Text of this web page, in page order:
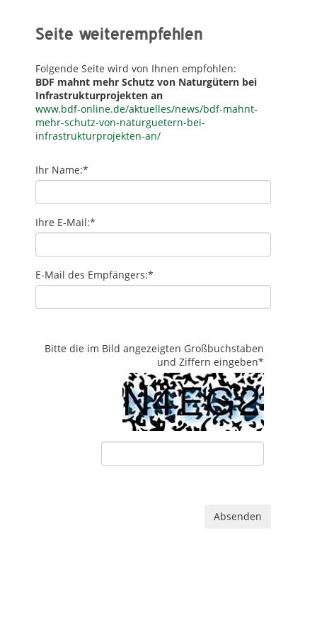
Seite weiterempfehlen
Folgende Seite wird von Ihnen empfohlen:
BDF mahnt mehr Schutz von Naturgütern bei
Infrastrukturprojekten an
www.bdf-online.de/aktuelles/news/bdf-mahnt-
mehr-schutz-von-naturguetern-bei-
infrastrukturprojekten-an/
Ihr Name:*
Ihre E-Mail:*
E-Mail des Empfängers:*
Bitte die im Bild angezeigten Großbuchstaben
und Ziffern eingeben*
Absenden